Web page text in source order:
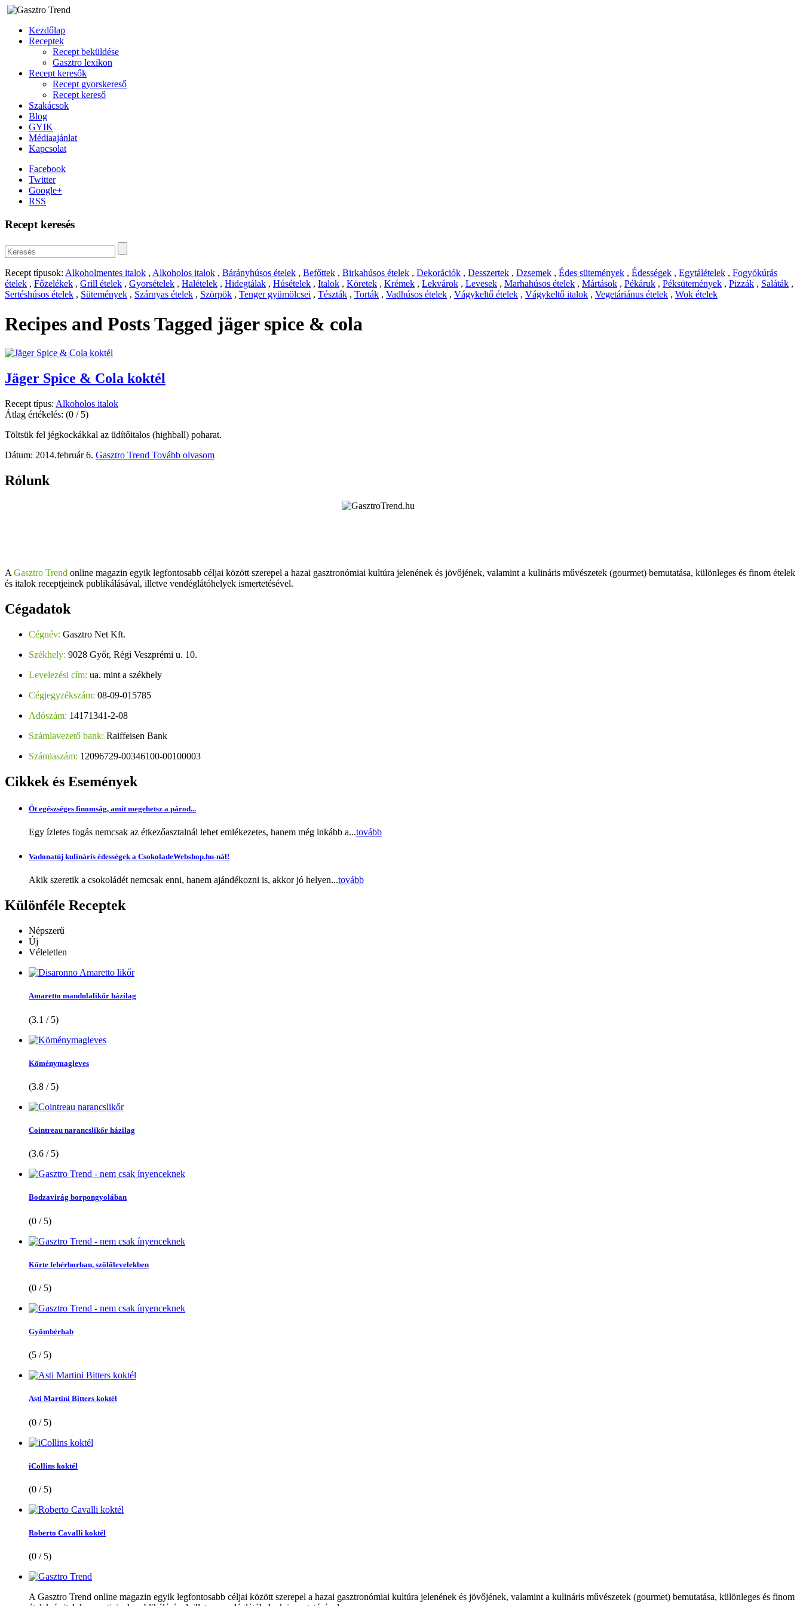
Kezdőlap
Receptek
Recept beküldése
Gasztro lexikon
Recept keresők
Recept gyorskereső
Recept kereső
Szakácsok
Blog
GYIK
Médiaajánlat
Kapcsolat
Facebook
Twitter
Google+
RSS
Recept keresés
Recept típusok: Alkoholmentes italok , Alkoholos italok , Bárányhúsos ételek , Befőttek , Birkahúsos ételek , Dekorációk , Desszertek , Dzsemek , Édes sütemények , Édességek , Egytálételek , Fogyókúrás
ételek , Főzelékek , Grill ételek , Gyorsételek , Halételek , Hidegtálak , Húsételek , Italok , Köretek , Krémek , Lekvárok , Levesek , Marhahúsos ételek , Mártások , Pékáruk , Péksütemények , Pizzák , Saláták ,
Sertéshúsos ételek , Sütemények , Szárnyas ételek , Szörpök , Tenger gyümölcsei , Tészták , Torták , Vadhúsos ételek , Vágykeltő ételek , Vágykeltő italok , Vegetáriánus ételek , Wok ételek
Recipes and Posts Tagged jäger spice & cola
Jäger Spice & Cola koktél
Recept típus: Alkoholos italok
Átlag értékelés: (0 / 5)
Töltsük fel jégkockákkal az üdítőitalos (highball) poharat.
Dátum: 2014.február 6. Gasztro Trend Tovább olvasom
Rólunk
A Gasztro Trend online magazin egyik legfontosabb céljai között szerepel a hazai gasztronómiai kultúra jelenének és jövőjének, valamint a kulináris művészetek (gourmet) bemutatása, különleges és finom ételek
és italok receptjeinek publikálásával, illetve vendéglátóhelyek ismertetésével.
Cégadatok
Cégnév: Gasztro Net Kft.
Székhely: 9028 Győr, Régi Veszprémi u. 10.
Levelezési cím: ua. mint a székhely
Cégjegyzékszám: 08-09-015785
Adószám: 14171341-2-08
Számlavezető bank: Raiffeisen Bank
Számlaszám: 12096729-00346100-00100003
Cikkek és Események
Öt egészséges finomság, amit megehetsz a párod...
Egy ízletes fogás nemcsak az étkezőasztalnál lehet emlékezetes, hanem még inkább a...tovább
Vadonatúj kulináris édességek a CsokoladeWebshop.hu-nál!
Akik szeretik a csokoládét nemcsak enni, hanem ajándékozni is, akkor jó helyen...tovább
Különféle Receptek
Népszerű
Új
Véleletlen
Amaretto mandulalikőr házilag
(3.1 / 5)
Köménymagleves
(3.8 / 5)
Cointreau narancslikőr házilag
(3.6 / 5)
Bodzavirág borpongyolában
(0 / 5)
Körte fehérborban, szőlőlevelekben
(0 / 5)
Gyömbérhab
(5 / 5)
Asti Martini Bitters koktél
(0 / 5)
iCollins koktél
(0 / 5)
Roberto Cavalli koktél
(0 / 5)
A Gasztro Trend online magazin egyik legfontosabb céljai között szerepel a hazai gasztronómiai kultúra jelenének és jövőjének, valamint a kulináris művészetek (gourmet) bemutatása, különleges és finom